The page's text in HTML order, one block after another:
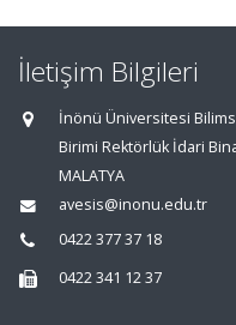
İletişim Bilgileri
İnönü Üniversitesi
Birimi Rektörlük İdari
MALATYA
avesis@inonu.edu.tr
0422 377 37 18
0422 341 12 37